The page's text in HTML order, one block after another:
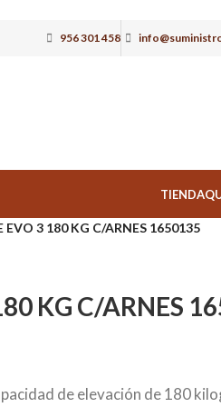
956 301 458
TIENDA
EVO 3 180 KG C/ARNES 1650135
KG C/ARNES
de elevación de 180